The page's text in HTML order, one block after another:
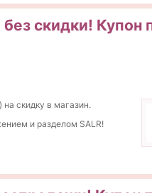
скидки! Купон
скидку в магазин.
и разделом SALR!